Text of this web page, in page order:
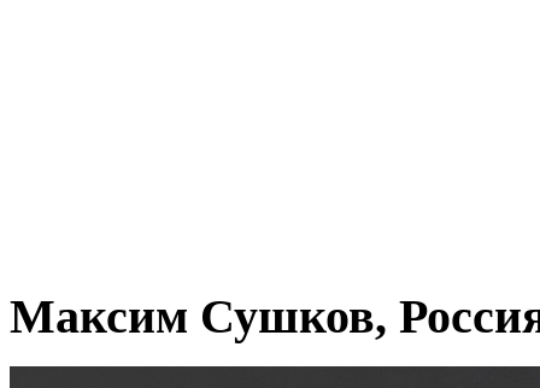
Максим Сушков,